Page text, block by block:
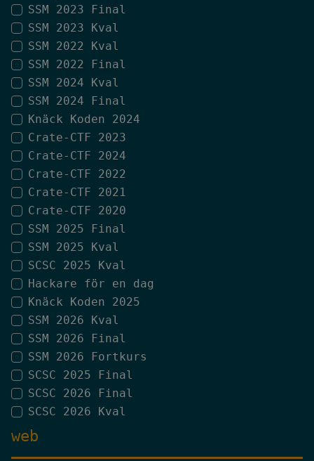
SSM 2023 Final
SSM 2023 Kval
SSM 2022 Kval
SSM 2022 Final
SSM 2024 Kval
SSM 2024 Final
Knäck Koden 2024
Crate-CTF 2023
Crate-CTF 2024
Crate-CTF 2022
Crate-CTF 2021
Crate-CTF 2020
SSM 2025 Final
SSM 2025 Kval
SCSC 2025 Kval
Hackare för en dag
Knäck Koden 2025
SSM 2026 Kval
SSM 2026 Final
SSM 2026 Fortkurs
SCSC 2025 Final
SCSC 2026 Final
SCSC 2026 Kval
web